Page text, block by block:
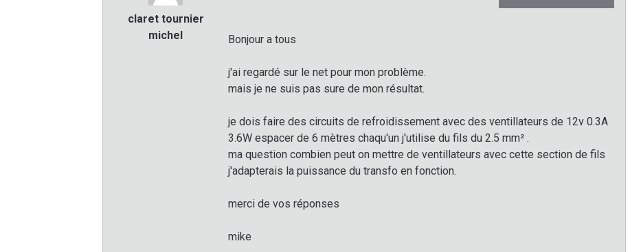
claret tournier
michel
Bonjour a tous
j'ai regardé sur le net pour mon problème.
mais je ne suis pas sure de mon résultat.
je dois faire des circuits de refroidissement avec des ventillateurs de 12v 0.3A
3.6W espacer de 6 mètres chaqu'un j'utilise du fils du 2.5 mm² .
ma question combien peut on mettre de ventillateurs avec cette section de fils
j'adapterais la puissance du transfo en fonction.
merci de vos réponses
mike